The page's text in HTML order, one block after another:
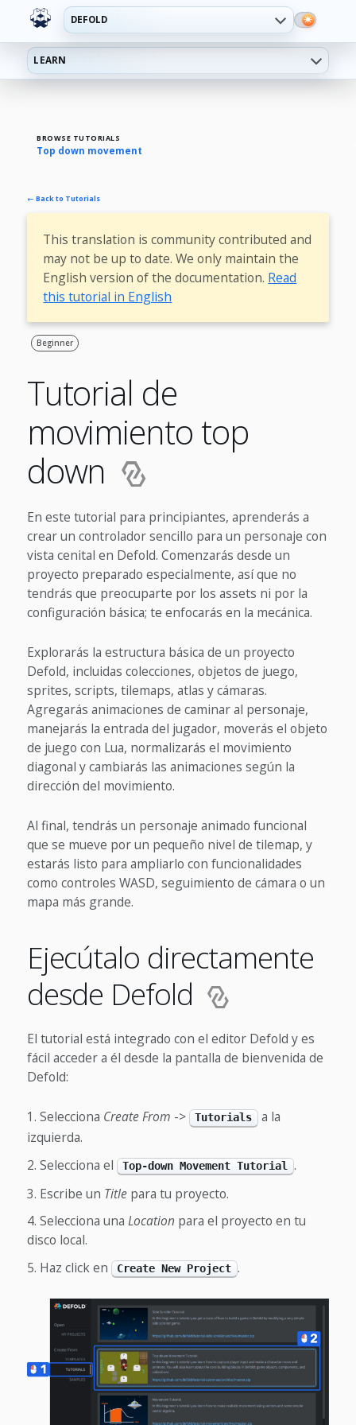
DEFOLD
LEARN
BROWSE TUTORIALS
Top down movement
← Back to Tutorials
This translation is community contributed and
may not be up to date. We only maintain the
English version of the documentation. Read
this tutorial in English
Beginner
Tutorial de
movimiento top
down
En este tutorial para principiantes, aprenderás a
crear un controlador sencillo para un personaje con
vista cenital en Defold. Comenzarás desde un
proyecto preparado especialmente, así que no
tendrás que preocuparte por los assets ni por la
configuración básica; te enfocarás en la mecánica.
Explorarás la estructura básica de un proyecto
Defold, incluidas colecciones, objetos de juego,
sprites, scripts, tilemaps, atlas y cámaras.
Agregarás animaciones de caminar al personaje,
manejarás la entrada del jugador, moverás el objeto
de juego con Lua, normalizarás el movimiento
diagonal y cambiarás las animaciones según la
dirección del movimiento.
Al final, tendrás un personaje animado funcional
que se mueve por un pequeño nivel de tilemap, y
estarás listo para ampliarlo con funcionalidades
como controles WASD, seguimiento de cámara o un
mapa más grande.
Ejecútalo directamente
desde Defold
El tutorial está integrado con el editor Defold y es
fácil acceder a él desde la pantalla de bienvenida de
Defold:
Selecciona Create From -> Tutorials
a la
izquierda.
Selecciona el
Top-down Movement Tutorial
.
Escribe un Titlepara tu proyecto.
Selecciona una Location para el proyecto en tu
disco local.
Haz click en
Create New Project .